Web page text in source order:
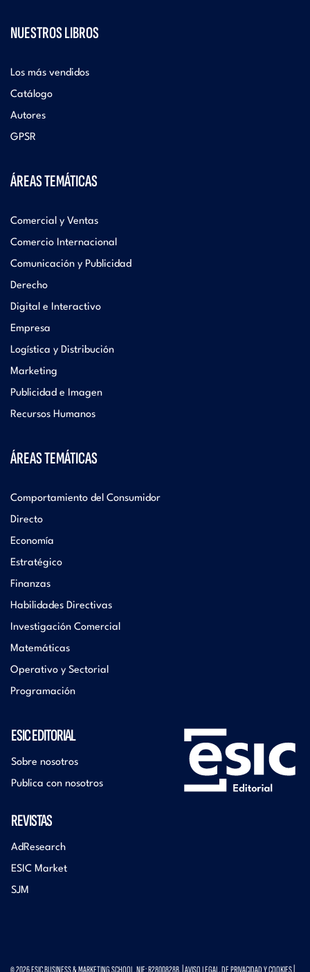
NUESTROS LIBROS
Los más vendidos
Catálogo
Autores
GPSR
ÁREAS TEMÁTICAS
Comercial y Ventas
Comercio Internacional
Comunicación y Publicidad
Derecho
Digital e Interactivo
Empresa
Logística y Distribución
Marketing
Publicidad e Imagen
Recursos Humanos
ÁREAS TEMÁTICAS
Comportamiento del Consumidor
Directo
Economía
Estratégico
Finanzas
Habilidades Directivas
Investigación Comercial
Matemáticas
Operativo y Sectorial
Programación
ESIC EDITORIAL
Sobre nosotros
Publica con nosotros
REVISTAS
AdResearch
ESIC Market
SJM
© 2026 ESIC BUSINESS & MARKETING SCHOOL. NIF: R2800828B. | AVISO LEGAL, DE PRIVACIDAD Y COOKIES